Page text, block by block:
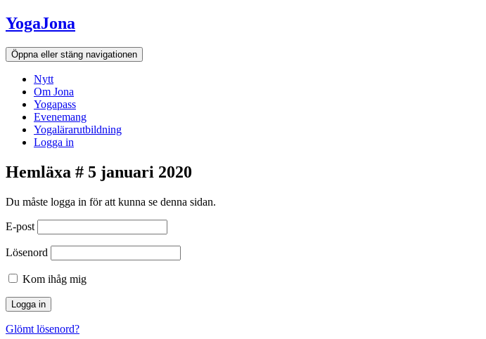
Hoppa
till
innehållet
YogaJona
Öppna eller stäng navigationen
Nytt
Om Jona
Yogapass
Evenemang
Yogalärarutbildning
Logga in
Hemläxa # 5 januari 2020
Du måste logga in för att kunna se denna sidan.
E-post
Lösenord
Kom ihåg mig
Glömt lösenord?